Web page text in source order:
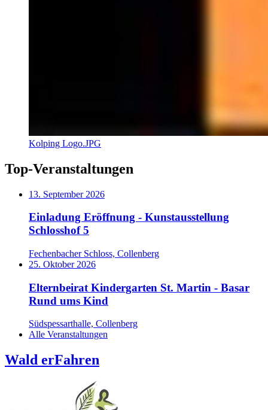
Kolping Logo.JPG
Top-Veranstaltungen
13. September 2026
Einladung Eröffnung - Kunstausstellung
Schlosshof 5
Fechenbacher Schloss, Collenberg
25. Oktober 2026
Elternbeirat Kindergarten St. Martin - Basar
Rund ums Kind
Südspessarthalle, Collenberg
Alle Veranstaltungen
Wald erFahren